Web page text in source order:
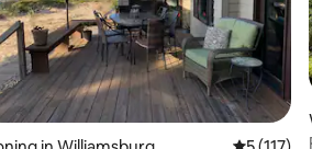
van 4,96 uit 5, 134 recensies